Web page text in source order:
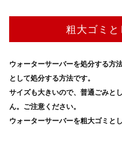
粗大ゴミと
ウォーターサーバーを処分する方
として処分する方法です。
サイズも大きいので、普通ごみと
ん。ご注意ください。
ウォーターサーバーを粗大ゴミ と